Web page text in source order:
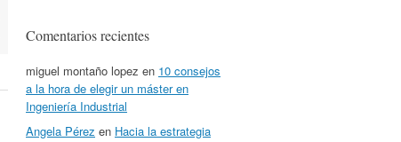
Comentarios recientes
miguel montaño lopez en 10 consejos
a la hora de elegir un máster en
Ingeniería Industrial
Angela Pérez en Hacia la estrategia